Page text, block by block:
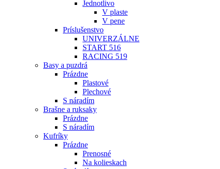
Jednotlivo
V plaste
V pene
Príslušenstvo
UNIVERZÁLNE
START 516
RACING 519
Basy a puzdrá
Prázdne
Plastové
Plechové
S náradím
Brašne a ruksaky
Prázdne
S náradím
Kufríky
Prázdne
Prenosné
Na kolieskach